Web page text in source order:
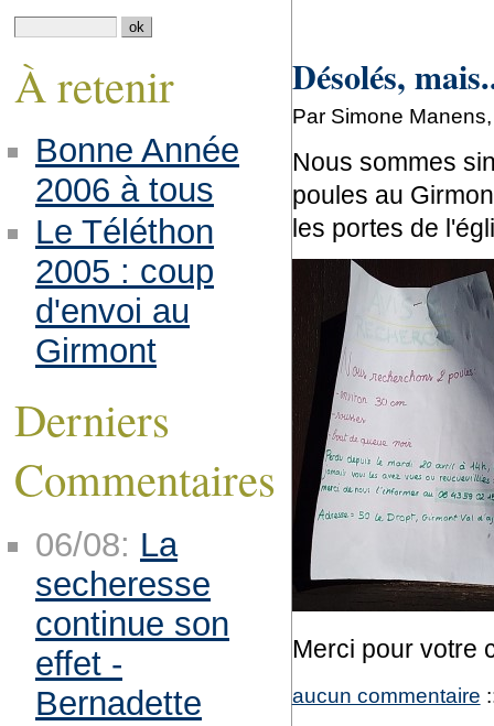
Désolés,
Par Simone
Nous sommes
poules au
les portes de
Merci pour votre
aucun commentaire
À retenir
Bonne Année
2006 à tous
Le Téléthon
2005 : coup
d'envoi au
Girmont
Derniers
Commentaires
06/08: La
secheresse
continue son
effet -
Bernadette